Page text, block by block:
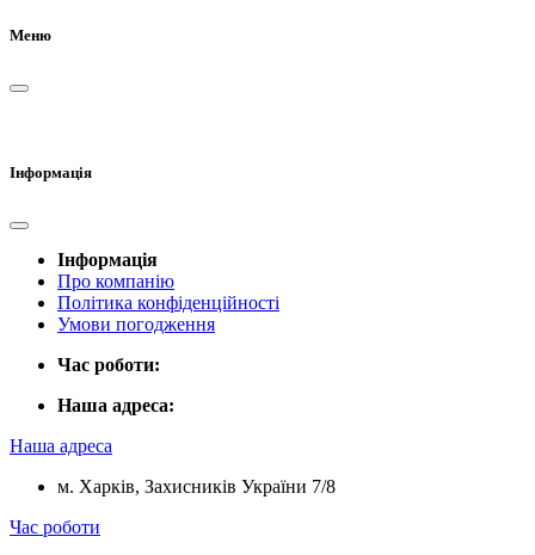
Меню
Інформація
Інформація
Про компанію
Політика конфіденційності
Умови погодження
Час роботи:
Наша адреса:
Наша адреса
м. Харків, Захисників України 7/8
Час роботи